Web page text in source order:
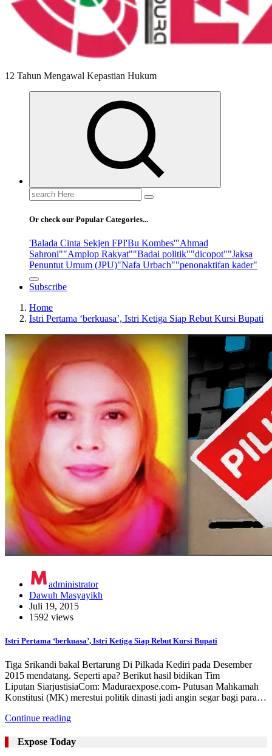
12 Tahun Mengawal Kepastian Hukum
Search
for:
Or check our Popular Categories...
'Balada Cinta Sekjen FPI'Bu Kombes'"Ahmad
Sahroni""Amplop Rakyat""Badai politik""dicopot""Jaksa
Penuntut Umum (JPU)"Nafa Urbach""penonaktifan kader"
Subscribe
Home
Istri Pertama ‘berkuasa’, Istri Ketiga Siap Rebut Kursi Bupati
administrator
Dawuh Masyayikh
Juli 19, 2015
1592 views
Istri Pertama ‘berkuasa’, Istri Ketiga Siap Rebut Kursi Bupati
Tiga Srikandi bakal Bertarung Di Pilkada Kediri pada Desember
2015 mendatang. Seperti apa? Berikut hasil bidikan Tim
Liputan SiarjustisiaCom: Maduraexpose.com- Putusan Mahkamah
Konstitusi (MK) merestui politik dinasti jadi angin segar bagi para…
Continue reading
Expose Today